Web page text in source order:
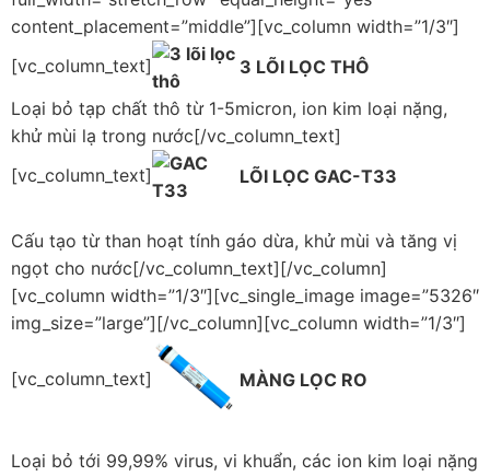
content_placement=”middle”][vc_column width=”1/3″]
[vc_column_text]
3 LÕI LỌC THÔ
Loại bỏ tạp chất thô từ 1-5micron, ion kim loại nặng,
khử mùi lạ trong nước[/vc_column_text]
[vc_column_text]
LÕI LỌC GAC-T33
Cấu tạo từ than hoạt tính gáo dừa, khử mùi và tăng vị
ngọt cho nước[/vc_column_text][/vc_column]
[vc_column width=”1/3″][vc_single_image image=”5326″
img_size=”large”][/vc_column][vc_column width=”1/3″]
[vc_column_text] MÀNG LỌC RO
Loại bỏ tới 99,99% virus, vi khuẩn, các ion kim loại nặng